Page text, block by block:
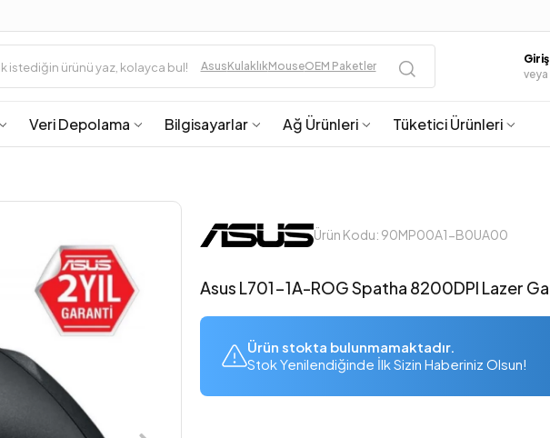
AsusKulaklıkMouseOEM Paketler
veya
Veri Depolama Bilgisayarlar Ağ Ürünleri Tüketici Ürünleri
Ürün Kodu: 90MP00A1-B0UA00
Asus L701-1A-ROG Spatha 8200DPI Lazer
Ürün stokta bulunmamaktadır.
Stok Yenilendiğinde İlk Sizin Haberiniz Olsun!